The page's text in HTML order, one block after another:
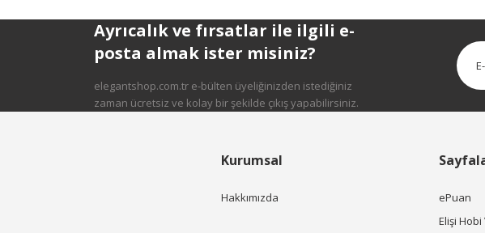
Gönder
Ayrıcalık ve fırsatlar ile ilgili e-
posta almak ister misiniz?
elegantshop.com.tr e-bülten üyeliğinizden istediğiniz
zaman ücretsiz ve kolay bir şekilde çıkış yapabilirsiniz.
Kurumsal
Hakkımızda
ePuan
Elişi